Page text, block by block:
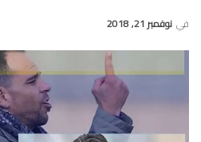
في نوفمبر 21, 2018